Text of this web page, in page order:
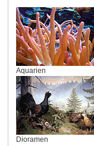
Aquarien
Dioramen